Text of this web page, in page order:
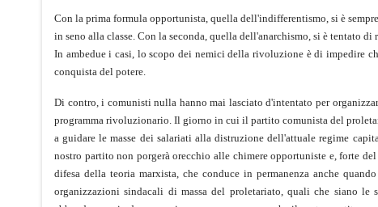
Con la prima formula opportunista, quella dell'indifferentismo, si è
in seno alla classe. Con la seconda, quella dell'anarchismo, si è tentato
In ambedue i casi, lo scopo dei nemici della rivoluzione è di impedire
conquista del potere.
Di contro, i comunisti nulla hanno mai lasciato d'intentato per
programma rivoluzionario. Il giorno in cui il partito comunista del
a guidare le masse dei salariati alla distruzione dell'attuale regime
nostro partito non porgerà orecchio alle chimere opportuniste e, forte
difesa della teoria marxista, che conduce in permanenza anche
organizzazioni sindacali di massa del proletariato, quali che siano